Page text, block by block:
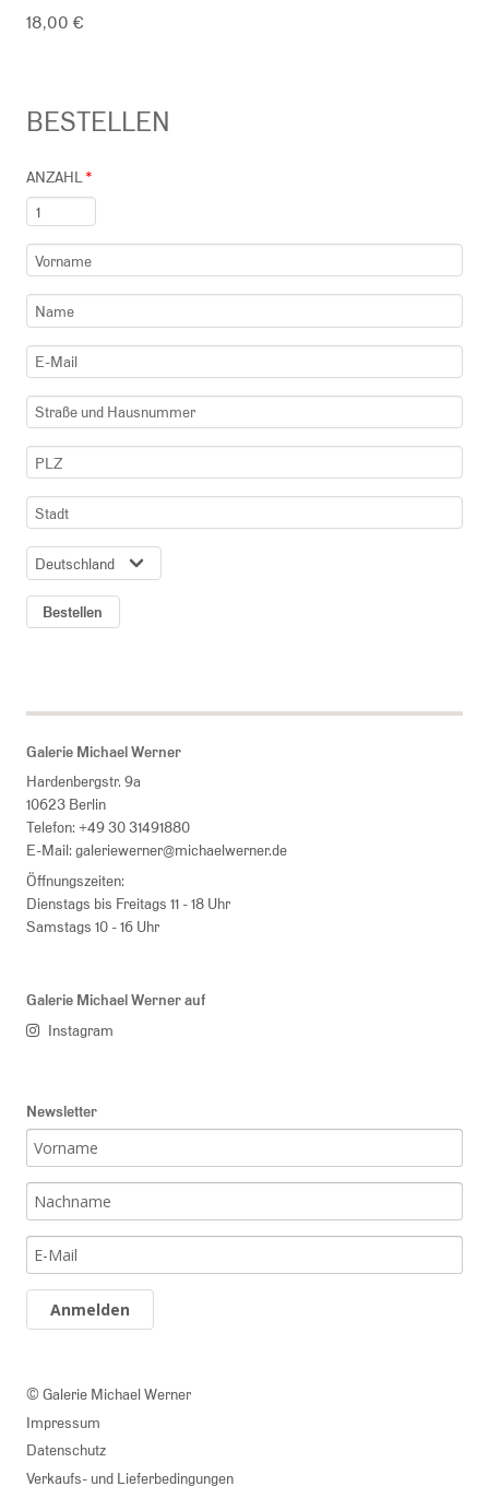
18,00 €
BESTELLEN
ANZAHL
LAND
Bestellen
Galerie Michael Werner
Hardenbergstr. 9a
10623 Berlin
Telefon: +49 30 31491880
E-Mail: galeriewerner@michaelwerner.de
Öffnungszeiten:
Dienstags bis Freitags 11 - 18 Uhr
Samstags 10 - 16 Uhr
Galerie Michael Werner auf
Instagram
Newsletter
Anmelden
© Galerie Michael Werner
Impressum
Datenschutz
Verkaufs- und Lieferbedingungen